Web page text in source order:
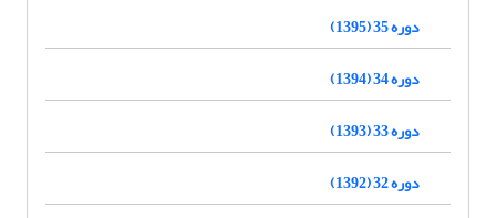
دوره 35 (1395)
دوره 34 (1394)
دوره 33 (1393)
دوره 32 (1392)